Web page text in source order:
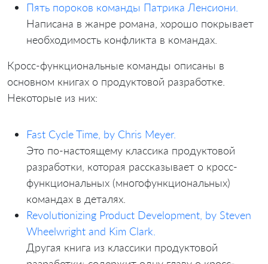
Пять пороков команды Патрика Ленсиони.
Написана в жанре романа, хорошо покрывает
необходимость конфликта в командах.
Кросс-функциональные команды описаны в
основном книгах о продуктовой разработке.
Некоторые из них:
Fast Cycle Time, by Chris Meyer.
Это по-настоящему классика продуктовой
разработки, которая рассказывает о кросс-
функциональных (многофункциональных)
командах в деталях.
Revolutionizing Product Development, by Steven
Wheelwright and Kim Clark.
Другая книга из классики продуктовой